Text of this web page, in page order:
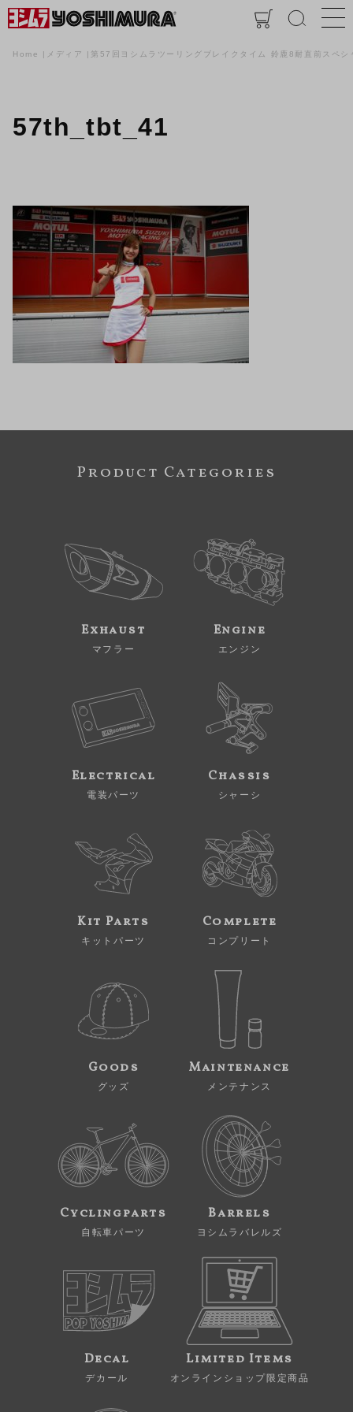
Home メディア 第57回ヨシムラツーリングブレイクタイム 鈴鹿8耐直前スペシ
57th_tbt_41
Product Categories
Exhaust
マフラー
Engine
エンジン
Electrical
電装パーツ
Chassis
シャーシ
Kit Parts
キットパーツ
Complete
コンプリート
Goods
グッズ
Maintenance
メンテナンス
Cyclingparts
自転車パーツ
Barrels
ヨシムラバレルズ
Decal
デカール
Limited Items
オンラインショップ限定商品